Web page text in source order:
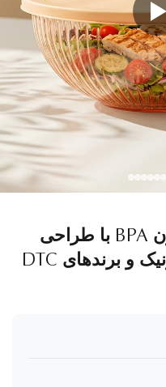
کاسه سالاد شیشه ای بدون BPA با طراحی
تودرتو برای تجارت الکترونیک و برندهای DTC